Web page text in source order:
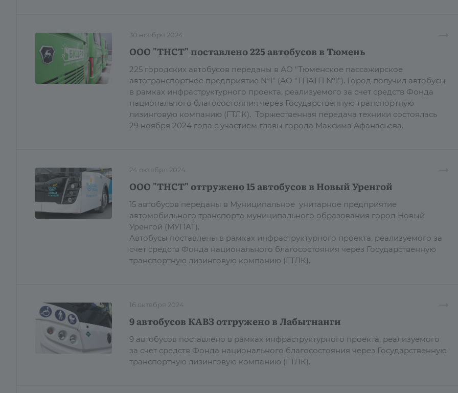
30 ноября 2024
ООО "ТНСТ" поставлено 225 автобусов в Тюмень
225 городских автобусов переданы в АО "Тюменское пассажирское
автотранспортное предприятие №1" (АО "ТПАТП №1"). Город получил автобусы
в рамках инфраструктурного проекта, реализуемого за счет средств Фонда
национального благосостояния через Государственную транспортную
лизинговую компанию (ГТЛК). Торжественная передача техники состоялась
29 ноября 2024 года с участием главы города Максима Афанасьева.
24 октября 2024
ООО "ТНСТ" отгружено 15 автобусов в Новый Уренгой
15 автобусов переданы в Муниципальное унитарное предприятие
автомобильного транспорта муниципального образования город Новый
Уренгой (МУПАТ).
Автобусы поставлены в рамках инфраструктурного проекта, реализуемого за
счет средств Фонда национального благосостояния через Государственную
транспортную лизинговую компанию (ГТЛК).
16 октября 2024
9 автобусов КАВЗ отгружено в Лабытнанги
9 автобусов поставлено в рамках инфраструктурного проекта, реализуемого
за счет средств Фонда национального благосостояния через Государственную
транспортную лизинговую компанию (ГТЛК).